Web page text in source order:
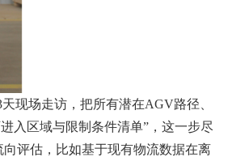
现场走访，把所有潜在AGV路径、
入区域与限制条件清单”，这一步尽
评估，比如基于现有物流数据在离